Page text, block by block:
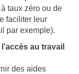
taux zéro ou de
faciliter leur
par exemple).
au travail
des aides